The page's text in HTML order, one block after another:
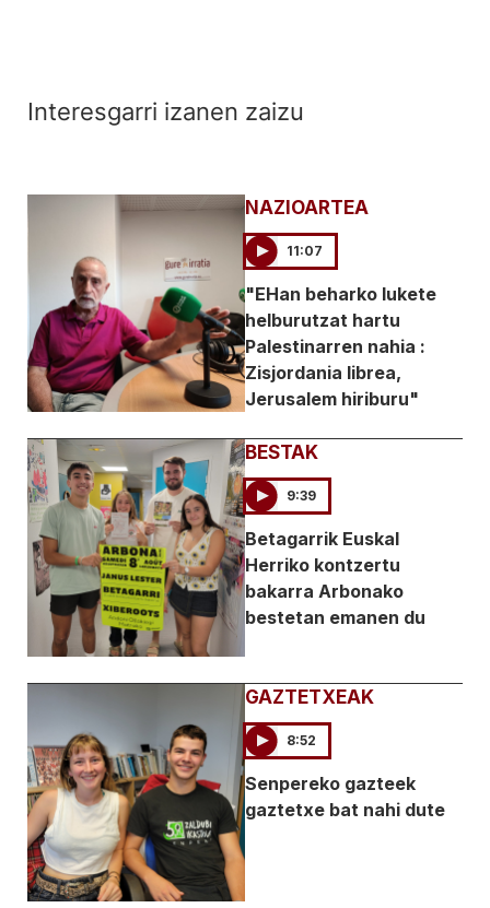
Interesgarri izanen zaizu
NAZIOARTEA
11:07
"EHan beharko lukete
helburutzat hartu
Palestinarren nahia :
Zisjordania librea,
Jerusalem hiriburu"
BESTAK
9:39
Betagarrik Euskal
Herriko kontzertu
bakarra Arbonako
bestetan emanen du
GAZTETXEAK
8:52
Senpereko gazteek
gaztetxe bat nahi dute